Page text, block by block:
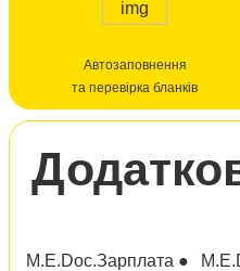
Автозаповнення
та перевірка бланків
M.E.Doc.Зарплата ●